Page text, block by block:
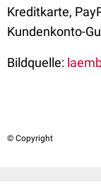
Kreditkarte,
Kundenkonto-
Bildquelle:
© Copyright